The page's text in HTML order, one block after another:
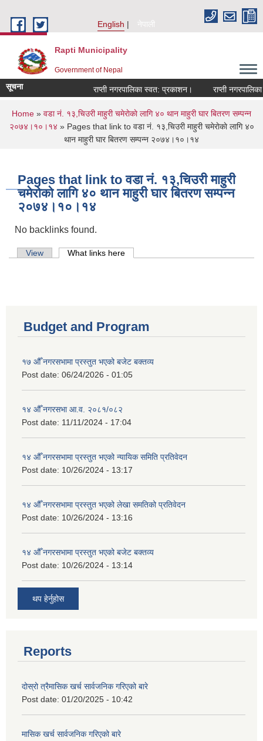
English
नेपाली
Rapti Municipality
Government of Nepal
सूचना राप्ती नगरपालिका स्वत: प्रकाशन। राप्ती
You are here
Home » वडा नं. १३,चिउरी माहुरी चमेराेकाे लागि ४० थान माहुरी घार बितरण सम्पन्न
२०७४।१०।१४ » Pages that link to वडा नं. १३,चिउरी माहुरी चमेराेकाे लागि ४०
थान माहुरी घार बितरण सम्पन्न २०७४।१०।१४
Pages that link to वडा नं. १३,चिउरी माहुरी
चमेराेकाे लागि ४० थान माहुरी घार बितरण सम्पन्न
२०७४।१०।१४
No backlinks found.
Primary tabs
View What links here
Budget and Program
१७ औँ नगरसभामा प्रस्तुत भएको बजेट बक्तव्य
Post date: 06/24/2026 - 01:05
१४ औँ नगरसभा आ.व. २०८१/०८२
Post date: 11/11/2024 - 17:04
१४ औँ नगरसभामा प्रस्तुत भएको न्यायिक समिति प्रतिवेदन
Post date: 10/26/2024 - 13:17
१४ औँ नगरसभामा प्रस्तुत भएको लेखा समतिको प्रतिवेदन
Post date: 10/26/2024 - 13:16
१४ औँ नगरसभामा प्रस्तुत भएको बजेट बक्तव्य
Post date: 10/26/2024 - 13:14
थप हेर्नुहोस
Reports
दोस्रो त्रैमासिक खर्च सार्वजनिक गरिएको बारे
Post date: 01/20/2025 - 10:42
मासिक खर्च सार्वजनिक गरिएको बारे